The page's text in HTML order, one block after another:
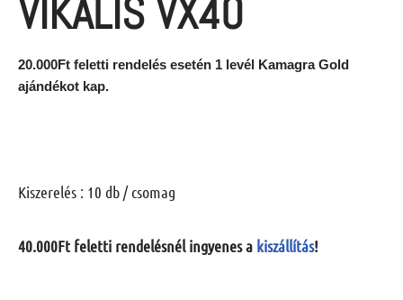
VIKALIS VX40
20.000Ft feletti rendelés esetén 1 levél Kamagra Gold
ajándékot kap.
Kiszerelés : 10 db / csomag
40.000Ft feletti rendelésnél ingyenes a kiszállítás!